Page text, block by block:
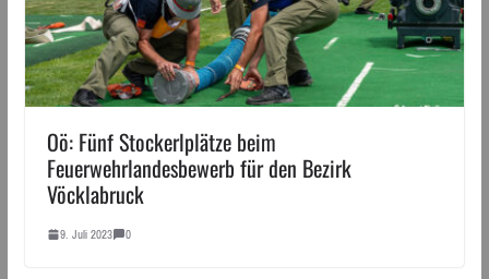
Oö: Fünf Stockerlplätze beim
Feuerwehrlandesbewerb für den Bezirk
Vöcklabruck
9. Juli 2023 0